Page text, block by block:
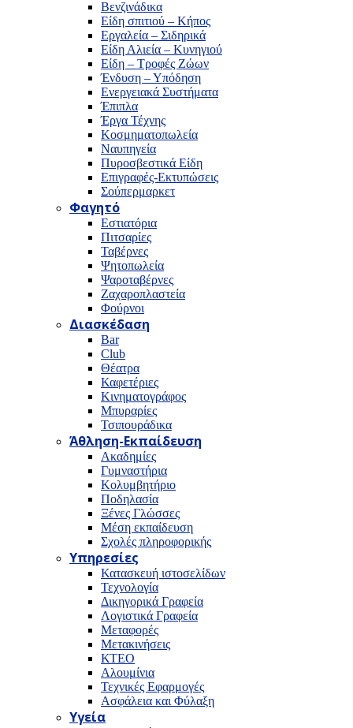
Βενζινάδικα
Είδη σπιτιού – Κήπος
Εργαλεία – Σιδηρικά
Είδη Αλιεία – Κυνηγιού
Είδη – Τροφές Ζώων
Ένδυση – Υπόδηση
Ενεργειακά Συστήματα
Έπιπλα
Έργα Τέχνης
Κοσμηματοπωλεία
Ναυπηγεία
Πυροσβεστικά Είδη
Επιγραφές-Εκτυπώσεις
Σούπερμαρκετ
Φαγητό
Εστιατόρια
Πιτσαρίες
Ταβέρνες
Ψητοπωλεία
Ψαροταβέρνες
Ζαχαροπλαστεία
Φούρνοι
Διασκέδαση
Bar
Club
Θέατρα
Καφετέριες
Κινηματογράφος
Μπυραρίες
Τσιπουράδικα
Άθληση-Εκπαίδευση
Ακαδημίες
Γυμναστήρια
Κολυμβητήριο
Ποδηλασία
Ξένες Γλώσσες
Μέση εκπαίδευση
Σχολές πληροφορικής
Υπηρεσίες
Κατασκευή ιστοσελίδων
Τεχνολογία
Δικηγορικά Γραφεία
Λογιστικά Γραφεία
Μεταφορές
Μετακινήσεις
ΚΤΕΟ
Αλουμίνια
Τεχνικές Εφαρμογές
Ασφάλεια και Φύλαξη
Υγεία